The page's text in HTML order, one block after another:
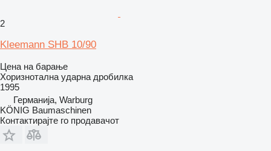
2
Kleemann SHB 10/90
Цена на барање
Хоризнотална ударна дробилка
1995
Германија, Warburg
KÖNIG Baumaschinen
Контактирајте го продавачот